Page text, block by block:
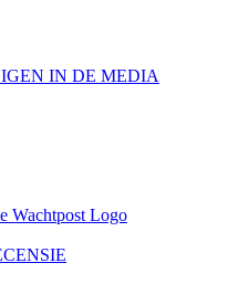
IN DE MEDIA